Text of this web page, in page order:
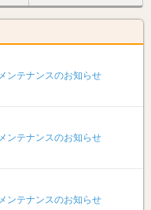
ンテナンスのお知らせ
ンテナンスのお知らせ
ンテナンスのお知らせ